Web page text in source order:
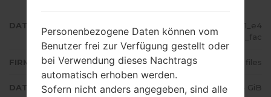
DATEINAME
SM-N986B_3_20220204140241_e4
zod5gmv3_fac
FIRMWARE TYP 4 files
DATEIGRÖSSE 7.4 GiB
Personenbezogene Daten können vom
Benutzer frei zur Verfügung gestellt oder
bei Verwendung dieses Nachtrags
automatisch erhoben werden.
Sofern nicht anders angegeben, sind alle